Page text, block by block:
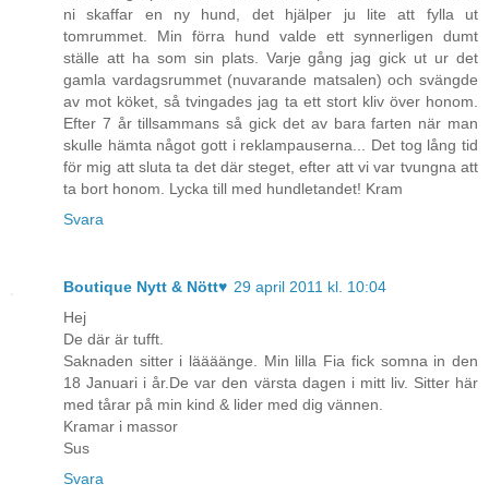
ni skaffar en ny hund, det hjälper ju lite att fylla ut
tomrummet. Min förra hund valde ett synnerligen dumt
ställe att ha som sin plats. Varje gång jag gick ut ur det
gamla vardagsrummet (nuvarande matsalen) och svängde
av mot köket, så tvingades jag ta ett stort kliv över honom.
Efter 7 år tillsammans så gick det av bara farten när man
skulle hämta något gott i reklampauserna... Det tog lång tid
för mig att sluta ta det där steget, efter att vi var tvungna att
ta bort honom. Lycka till med hundletandet! Kram
Svara
Boutique Nytt & Nött♥ 29 april 2011 kl. 10:04
Hej
De där är tufft.
Saknaden sitter i läääänge. Min lilla Fia fick somna in den
18 Januari i år.De var den värsta dagen i mitt liv. Sitter här
med tårar på min kind & lider med dig vännen.
Kramar i massor
Sus
Svara